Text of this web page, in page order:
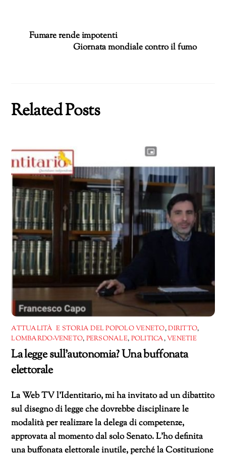
Fumare rende impotenti
Giornata mondiale contro il fumo
Related Posts
ATTUALITÀ E STORIA DEL POPOLO VENETO,DIRITTO,
LOMBARDO-VENETO, PERSONALE, POLITICA,VENETIE
La legge sull’autonomia? Una buffonata
elettorale
La Web TV l’Identitario, mi ha invitato ad un dibattito
sul disegno di legge che dovrebbe disciplinare le
modalità per realizzare la delega di competenze,
approvata al momento dal solo Senato. L’ho definita
una buffonata elettorale inutile, perché la Costituzione